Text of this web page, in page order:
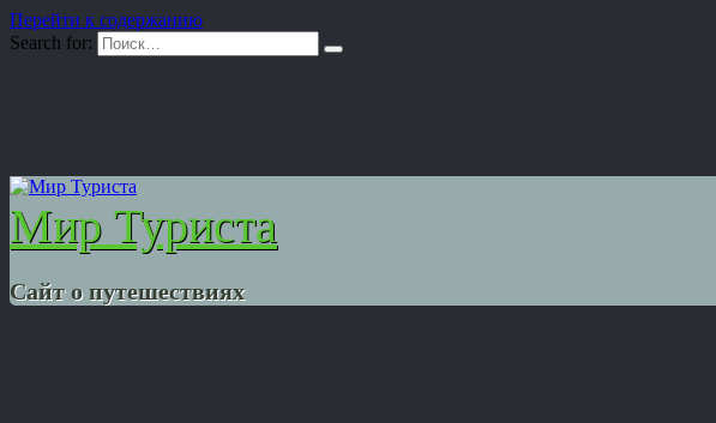
Перейти к содержанию
Search for:
Мир Туриста
Сайт о путешествиях